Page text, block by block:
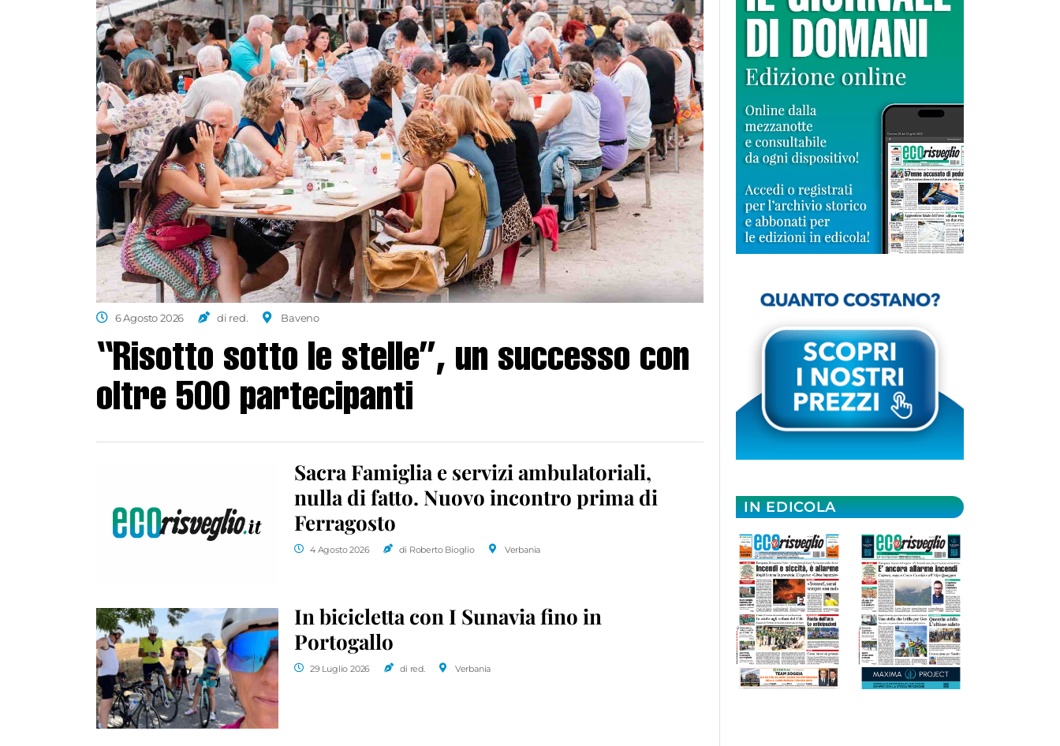
6 Agosto 2026 di red. Baveno
“Risotto sotto le stelle”, un successo con
oltre 500 partecipanti
Sacra Famiglia e servizi ambulatoriali,
nulla di fatto. Nuovo incontro prima di
Ferragosto
4 Agosto 2026 di Roberto Bioglio Verbania
In bicicletta con I Sunavia fino in
Portogallo
29 Luglio 2026 di red. Verbania
IN EDICOLA